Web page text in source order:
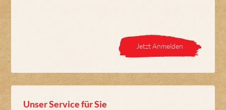
Jetzt Anmelden
Unser Service für Sie